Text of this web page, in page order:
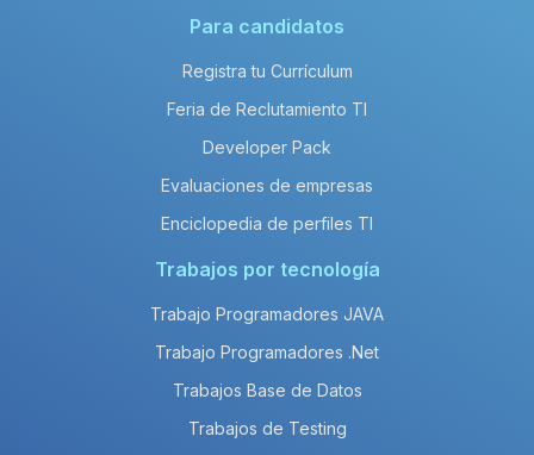
Para candidatos
Registra tu Currículum
Feria de Reclutamiento TI
Developer Pack
Evaluaciones de empresas
Enciclopedia de perfiles TI
Trabajos por tecnología
Trabajo Programadores JAVA
Trabajo Programadores .Net
Trabajos Base de Datos
Trabajos de Testing